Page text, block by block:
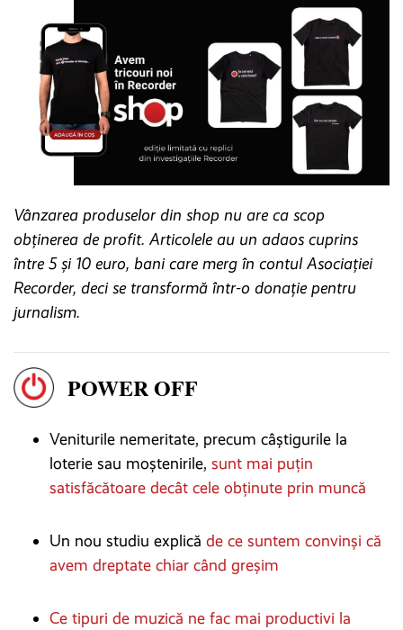
Vânzarea produselor din shop nu are ca scop
obținerea de profit. Articolele au un adaos cuprins
între 5 și 10 euro, bani care merg în contul Asociației
Recorder, deci se transformă într-o donație pentru
jurnalism.
POWER OFF
Veniturile nemeritate, precum câștigurile la
loterie sau moștenirile, sunt mai puțin
satisfăcătoare decât cele obținute prin muncă
Un nou studiu explică de ce suntem convinși că
avem dreptate chiar când greșim
Ce tipuri de muzică ne fac mai productivi la